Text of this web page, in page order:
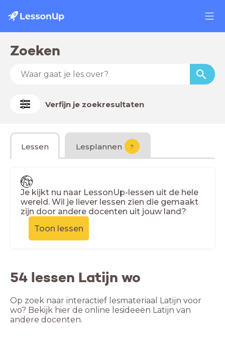
Zoeken
Verfijn je zoekresultaten
Lessen Lesplannen ?
Je kijkt nu naar LessonUp-lessen uit de hele
wereld. Wil je liever lessen zien die gemaakt
zijn door andere docenten uit jouw land?
Toon lessen
54 lessen Latijn wo
Op zoek naar interactief lesmateriaal Latijn voor
wo? Bekijk hier de online lesideeën Latijn van
andere docenten.